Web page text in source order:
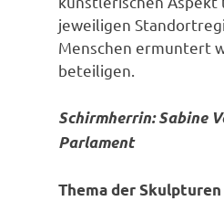
jeweiligen
Menschen ermuntert
beteiligen.
Schirmherrin: Sabine
Parlament
Thema der